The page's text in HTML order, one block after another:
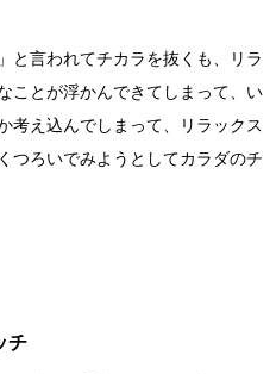
と言われてチカラを抜くも、リラ
ことが浮かんできてしまって、い
考え込んでしまって、リラックス
つろいでみようとしてカラダのチ
チ